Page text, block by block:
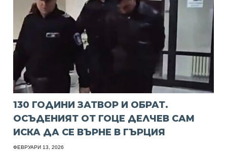
130 ГОДИНИ ЗАТВОР И ОБРАТ.
ОСЪДЕНИЯТ ОТ ГОЦЕ ДЕЛЧЕВ САМ
ИСКА ДА СЕ ВЪРНЕ В ГЪРЦИЯ
ФЕВРУАРИ 13, 2026